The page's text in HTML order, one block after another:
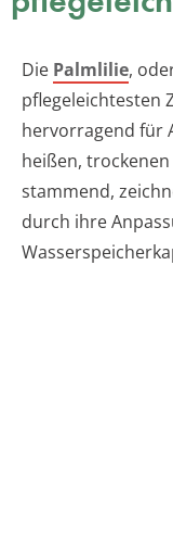
Die Palmlilie,
pflegeleichtesten
hervorragend für
heißen,
stammend,
durch ihre